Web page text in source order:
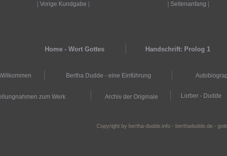
Vorige Kundgabe Seitenanfang
Home - Wort Gottes Handschrift: Prolog 1
Bertha Dudde - eine Einführung
zum Werk Archiv der Originale Lorber - Dudde
Copyright by bertha-dudde.info - berthadudde.de -